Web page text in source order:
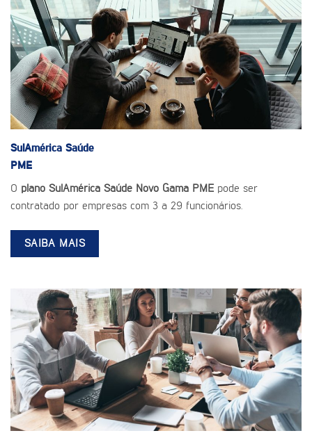
SulAmérica Saúde
PME
O plano SulAmérica Saúde Novo Gama PME pode ser
contratado por empresas com 3 a 29 funcionários.
SAIBA MAIS